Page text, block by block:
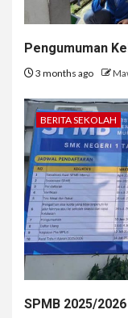
Pengumuman
3 months ago
BERITA SEKOLAH
SPMB 2025/2026